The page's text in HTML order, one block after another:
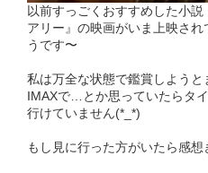
以前すっごくおすすめした小
アリー』の映画がいま上映さ
うです〜
私は万全な状態で鑑賞しよう
IMAXで…とか思っていたらタ
行けていません(*_*)
もし見に行った方がいたら感